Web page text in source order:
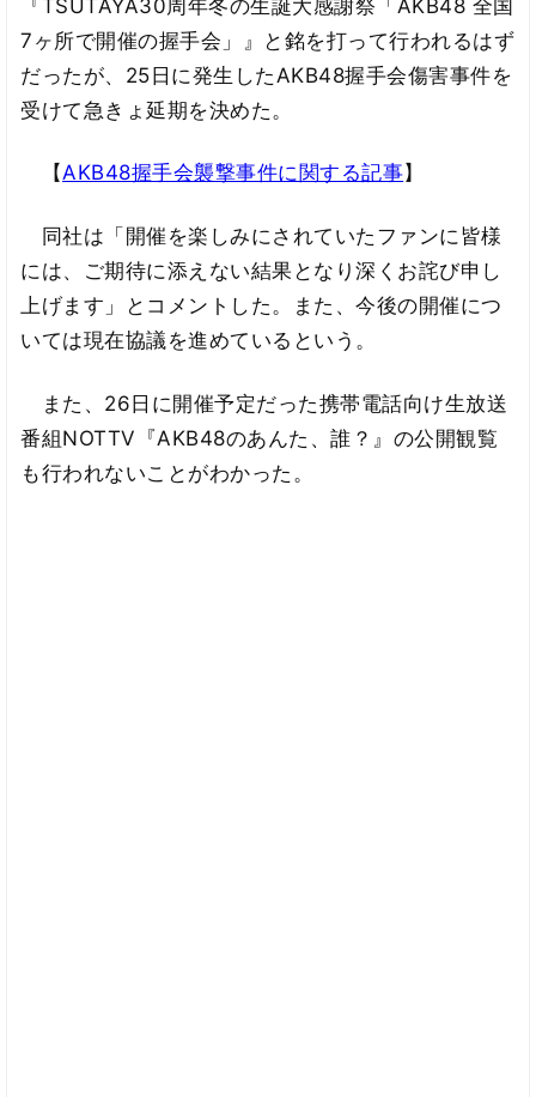
『TSUTAYA30周年冬の生誕大感謝祭「AKB48 全国
7ヶ所で開催の握手会」』と銘を打って行われるはず
だったが、25日に発生したAKB48握手会傷害事件を
受けて急きょ延期を決めた。
【AKB48握手会襲撃事件に関する記事】
同社は「開催を楽しみにされていたファンに皆様
には、ご期待に添えない結果となり深くお詫び申し
上げます」とコメントした。また、今後の開催につ
いては現在協議を進めているという。
また、26日に開催予定だった携帯電話向け生放送
番組NOTTV『AKB48のあんた、誰？』の公開観覧
も行われないことがわかった。